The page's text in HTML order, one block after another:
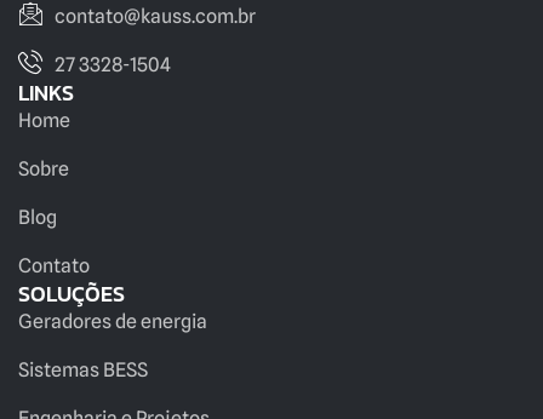
contato@kauss.com.br
27 3328-1504
LINKS
Home
Sobre
Blog
Contato
SOLUÇÕES
Geradores de energia
Sistemas BESS